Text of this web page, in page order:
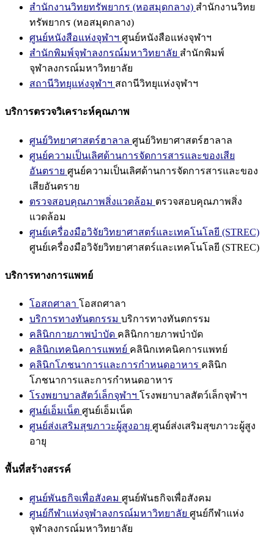
สำนักงานวิทยทรัพยากร (หอสมุดกลาง) สำนักงานวิทย
ทรัพยากร (หอสมุดกลาง)
ศูนย์หนังสือแห่งจุฬาฯ ศูนย์หนังสือแห่งจุฬาฯ
สำนักพิมพ์จุฬาลงกรณ์มหาวิทยาลัย สำนักพิมพ์
จุฬาลงกรณ์มหาวิทยาลัย
สถานีวิทยุแห่งจุฬาฯ สถานีวิทยุแห่งจุฬาฯ
บริการตรวจวิเคราะห์คุณภาพ
ศูนย์วิทยาศาสตร์ฮาลาล ศูนย์วิทยาศาสตร์ฮาลาล
ศูนย์ความเป็นเลิศด้านการจัดการสารและของเสีย
อันตราย ศูนย์ความเป็นเลิศด้านการจัดการสารและของ
เสียอันตราย
ตรวจสอบคุณภาพสิ่งแวดล้อม ตรวจสอบคุณภาพสิ่ง
แวดล้อม
ศูนย์เครื่องมือวิจัยวิทยาศาสตร์และเทคโนโลยี (STREC)
ศูนย์เครื่องมือวิจัยวิทยาศาสตร์และเทคโนโลยี (STREC)
บริการทางการแพทย์
โอสถศาลา โอสถศาลา
บริการทางทันตกรรม บริการทางทันตกรรม
คลินิกกายภาพบำบัด คลินิกกายภาพบำบัด
คลินิกเทคนิคการแพทย์ คลินิกเทคนิคการแพทย์
คลินิกโภชนาการและการกำหนดอาหาร คลินิก
โภชนาการและการกำหนดอาหาร
โรงพยาบาลสัตว์เล็กจุฬาฯ โรงพยาบาลสัตว์เล็กจุฬาฯ
ศูนย์เอ็มเน็ต ศูนย์เอ็มเน็ต
ศูนย์ส่งเสริมสุขภาวะผู้สูงอายุ ศูนย์ส่งเสริมสุขภาวะผู้สูง
อายุ
พื้นที่สร้างสรรค์
ศูนย์พันธกิจเพื่อสังคม ศูนย์พันธกิจเพื่อสังคม
ศูนย์กีฬาแห่งจุฬาลงกรณ์มหาวิทยาลัย ศูนย์กีฬาแห่ง
จุฬาลงกรณ์มหาวิทยาลัย